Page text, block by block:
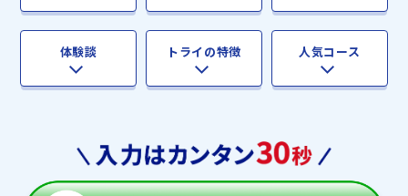
体験談 トライの特徴 人気コース